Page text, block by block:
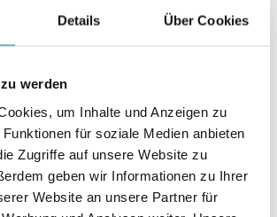
Details Über Cookies
werden
um Inhalte und Anzeigen zu
für soziale Medien anbieten
Zugriffe auf unsere Website zu
geben wir Informationen zu Ihrer
Website an unsere Partner für
Sie das Kalkschutzgranulat in die
gefiltert. Der effektive Kalkschutz,
dem Farbindikator, welcher sich bei
von einem blauen in einen
Ton wechselt, erkennen Sie sofort,
wechseln müssen.